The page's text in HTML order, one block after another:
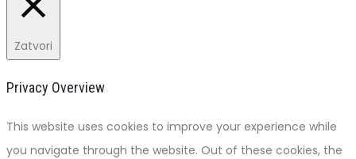
Zatvori
Privacy Overview
This website uses cookies to improve your experience while
you navigate through the website. Out of these cookies, the